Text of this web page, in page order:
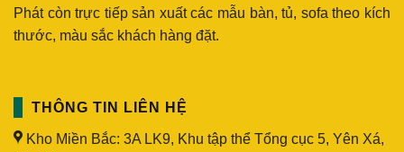
Phát còn trực tiếp sản xuất các mẫu bàn, tủ, sofa theo kích
thước, màu sắc khách hàng đặt.
THÔNG TIN LIÊN HỆ
Kho Miền Bắc: 3A LK9, Khu tập thể Tổng cục 5, Yên Xá,